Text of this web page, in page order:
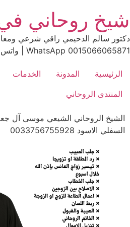
to
content
شيخ روحاني
دكتور سالم الدحيمي راقي شرعي
0015066065871 WhatsApp | واتس آب .
الرئيسية المدونة الخدمات
المنتدى الروحاني
الشيخ الروحاني الشيعي موسى آل
السفلي الاسود 0033756755928